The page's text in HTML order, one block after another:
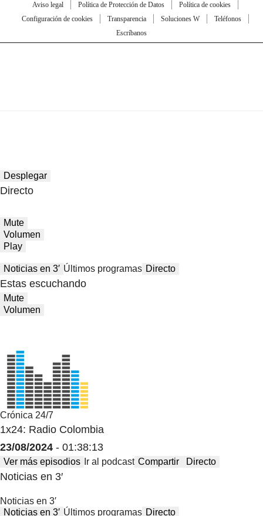
Aviso legal Política de Protección de Datos
Política de cookies
Configuración de cookies
Transparencia Soluciones W
Teléfonos
Escríbanos
Desplegar
Directo
Mute
Volumen
Play
Noticias en 3′ Últimos programas Directo
Estas escuchando
Mute
Volumen
Crónica 24/7
1x24: Radio Colombia
23/08/2024 - 01:38:13
Ver más episodios Ir al podcast Compartir Directo
Noticias en 3′
Noticias en 3′
Noticias en 3′ Últimos programas Directo